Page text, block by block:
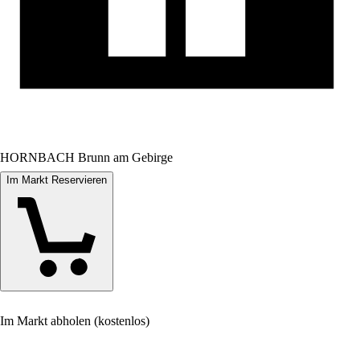
HORNBACH Brunn am Gebirge
Im Markt Reservieren
Im Markt abholen (kostenlos)